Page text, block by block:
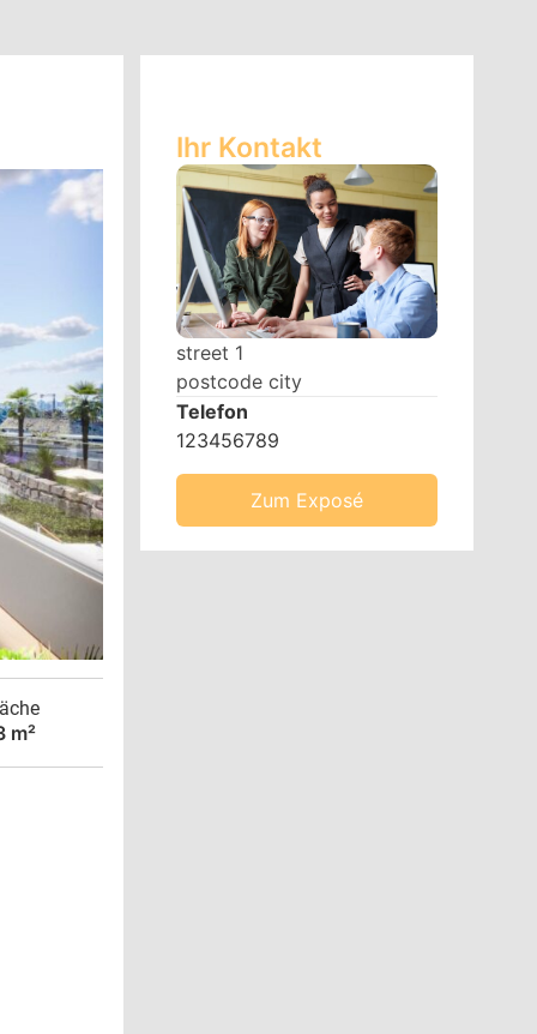
m²
Ihr Kontakt
street 1
postcode city
Telefon
123456789
Zum Exposé